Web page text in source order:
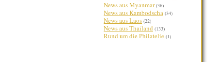
News aus Myanmar (36)
News aus Kambodscha (34)
News aus Laos (22)
News aus Thailand (133)
Rund um die Philatelie (1)